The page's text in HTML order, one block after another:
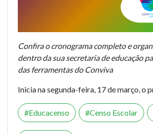
Confira o cronograma completo e
dentro da sua secretaria de educação
das ferramentas do Conviva
Inicia na segunda-feira, 17 de março, o
Educacenso Censo Escolar